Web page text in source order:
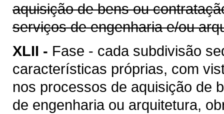
aquisição de bens ou
serviços de engenharia e/ou
XLII - Fase - cada subdivisão
características próprias, com
nos processos de aquisição de
de engenharia ou arquitetura,